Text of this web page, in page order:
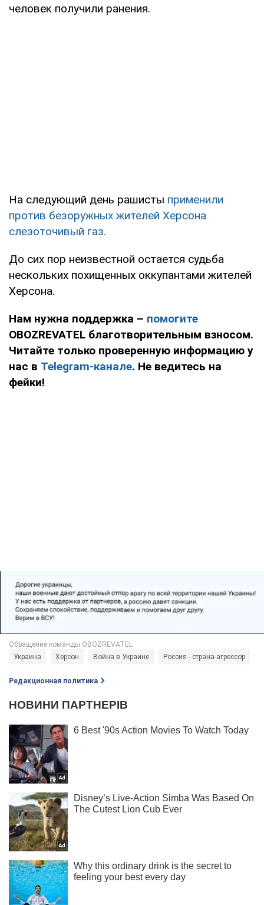
человек получили ранения.
На следующий день рашисты применили
против безоружных жителей Херсона
слезоточивый газ.
До сих пор неизвестной остается судьба
нескольких похищенных оккупантами жителей
Херсона.
Нам нужна поддержка – помогите
OBOZREVATEL благотворительным взносом.
Читайте только проверенную информацию у
нас в Telegram-канале. Не ведитесь на
фейки!
Украина Херсон Война в Украине Россия - страна-агрессор
Редакционная политика